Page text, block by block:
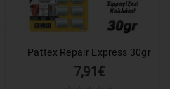
Pattex Repair Express 30gr
7,91€